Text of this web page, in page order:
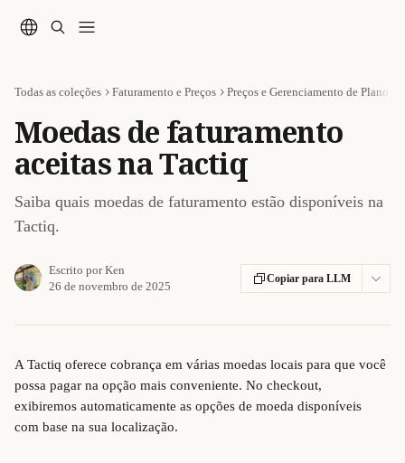
Todas as coleções Faturamento e Preços Preços e Gerenciamento de Plano
Moedas de faturamento
aceitas na Tactiq
Saiba quais moedas de faturamento estão disponíveis na
Tactiq.
Escrito porKen
26 de novembro de 2025
Copiar para LLM
A Tactiq oferece cobrança em várias moedas locais para que você
possa pagar na opção mais conveniente. No checkout,
exibiremos automaticamente as opções de moeda disponíveis
com base na sua localização.